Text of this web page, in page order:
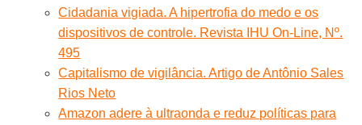
Cidadania vigiada. A hipertrofia do medo e os
dispositivos de controle. Revista IHU On-Line, Nº.
495
Capitalismo de vigilância. Artigo de Antônio Sales
Rios Neto
Amazon adere à ultraonda e reduz políticas para